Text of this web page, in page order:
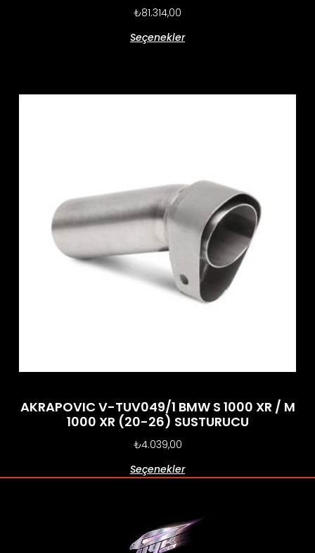
₺81.314,00
Seçenekler
AKRAPOVIC V-TUV049/1 BMW S 1000 XR / M
1000 XR (20-26) SUSTURUCU
₺4.039,00
Seçenekler